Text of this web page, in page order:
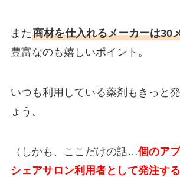
また商材を仕入れるメーカーは30
豊富なのも嬉しいポイント。
いつも利用している薬剤もきっと
ょう。
（しかも、ここだけの話…個のア
シェアサロン利用者として発注す